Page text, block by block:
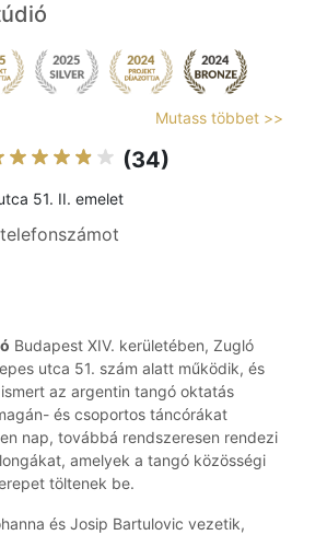
Mutass többet >>
(34)
51. II. emelet
Budapest XIV. kerületében, Zugló
utca 51. szám alatt működik, és
az argentin tangó oktatás
és csoportos táncórákat
nap, továbbá rendszeresen rendezi
amelyek a tangó közösségi
töltenek be.
és Josip Bartulovic vezetik,